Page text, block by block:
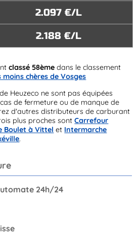
2.097 €/L
2.188 €/L
classé 58ème dans le classement
chères de Vosges
Heuzeco ne sont pas équipées
de fermeture ou de manque de
d'autres distributeurs de carburant
plus proches sontCarrefour
Boulet à Vittel et Intermarche
.
24h/24